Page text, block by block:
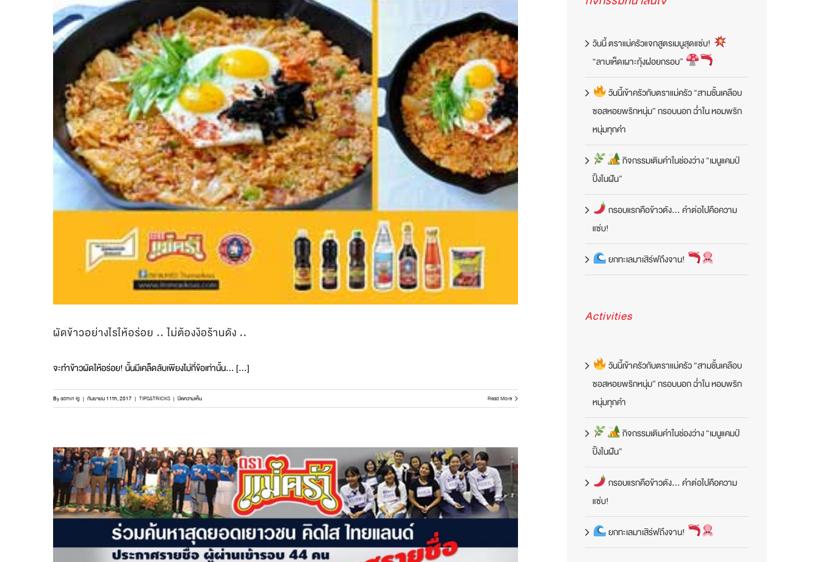
ผัดข้าวอย่างไรให้อร่อย .. ไม่ต้องง้อร้านดัง ..
จะทำข้าวผัดให้อร่อย! นั้นมีเคล็ดลับเพียงไม่กี่ข้อเท่านั้น… […]
Byadmin fg | กันยายน 11th, 2017 | TIPS&TRICKS | ปิดความเห็นบน
ผัด
อร่อย
..
ไม่
ต้อง
ง้อ
ร้าน
ดัง
..
Read More
ตราแม่ครัวขอแสดงความยินดีกับน้องๆ ทั้ง 44 คนที่ผ่านเข้ารอบคิดใสไทยแลนด์ซีซั่น
วันนี้ ตราแม่ครัวแจกสูตรเมนูสุดแซ่บ!
“ลาบเห็ดเผาะกุ้งฝอยกรอบ”
วันนี้เข้าครัวกับตราแม่ครัว “สามชั้นเคลือบ
ซอสหอยพริกหนุ่ม” กรอบนอก ฉ่ำใน หอมพริก
หนุ่มทุกคำ
กิจกรรมเติมคำในช่องว่าง “เมนูแคมป์
ปิ้งในฝัน”
กรอบแรกคือข้าวตัง… คำต่อไปคือความ
แซ่บ!
ยกทะเลมาเสิร์ฟถึงจาน!
Activities
วันนี้เข้าครัวกับตราแม่ครัว “สามชั้นเคลือบ
ซอสหอยพริกหนุ่ม” กรอบนอก ฉ่ำใน หอมพริก
หนุ่มทุกคำ
กิจกรรมเติมคำในช่องว่าง “เมนูแคมป์
ปิ้งในฝัน”
กรอบแรกคือข้าวตัง… คำต่อไปคือความ
แซ่บ!
ยกทะเลมาเสิร์ฟถึงจาน!